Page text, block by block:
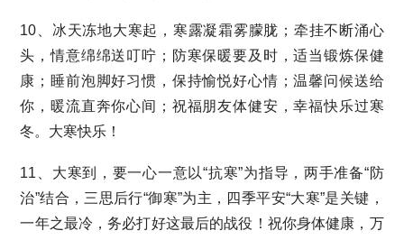
10、冰天冻地大寒起，寒露凝霜雾朦胧；牵挂不断涌心
头，情意绵绵送叮咛；防寒保暖要及时，适当锻炼保健
康；睡前泡脚好习惯，保持愉悦好心情；温馨问候送给
你，暖流直奔你心间；祝福朋友体健安，幸福快乐过寒
冬。大寒快乐！
11、大寒到，要一心一意以“抗寒”为指导，两手准备“防
治”结合，三思后行“御寒”为主，四季平安“大寒”是关键，
一年之最冷，务必打好这最后的战役！祝你身体健康，万